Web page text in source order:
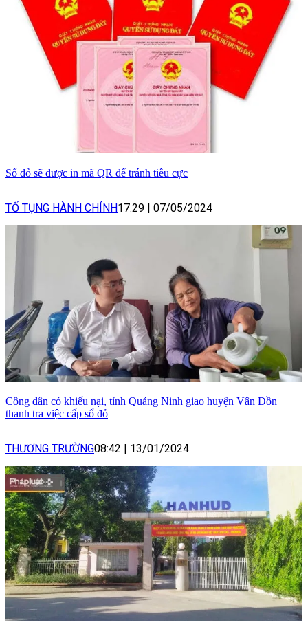
Sổ đỏ sẽ được in mã QR để tránh tiêu cực
TỐ TỤNG HÀNH CHÍNH17:29 | 07/05/2024
Công dân có khiếu nại, tỉnh Quảng Ninh giao huyện Vân Đồn
thanh tra việc cấp sổ đỏ
THƯƠNG TRƯỜNG08:42 | 13/01/2024